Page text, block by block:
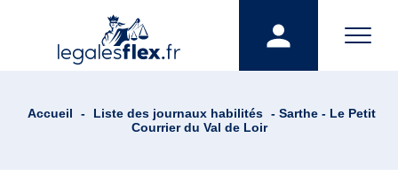
Accueil - Liste des journaux habilités - Sarthe - Le Petit
Courrier du Val de Loir